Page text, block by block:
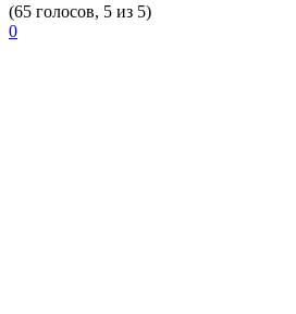
(65 голосов, 5 из 5)
0